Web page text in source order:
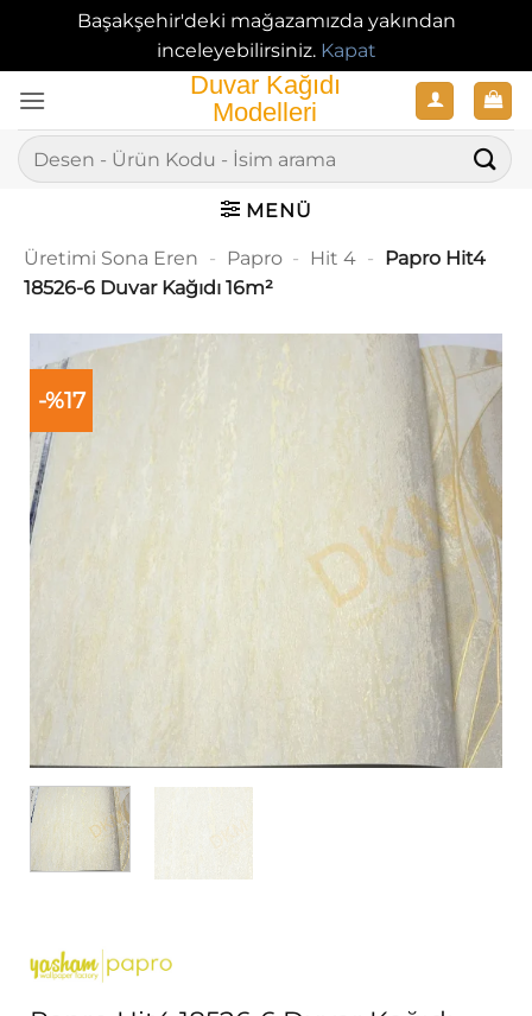
Başakşehir'deki mağazamızda yakından
inceleyebilirsiniz. Kapat
atla
Ara:
MENÜ
Üretimi Sona Eren - Papro - Hit 4 - Papro Hit4
18526-6 Duvar Kağıdı 16m²
-%17